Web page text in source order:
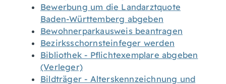
Bewerbung um die Landarztquote
Baden-Württemberg abgeben
Bewohnerparkausweis beantragen
Bezirksschornsteinfeger werden
Bibliothek - Pflichtexemplare abgeben
(Verleger)
Bildträger - Alterskennzeichnung und